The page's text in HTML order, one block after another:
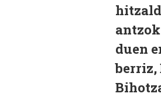
duen
berriz,